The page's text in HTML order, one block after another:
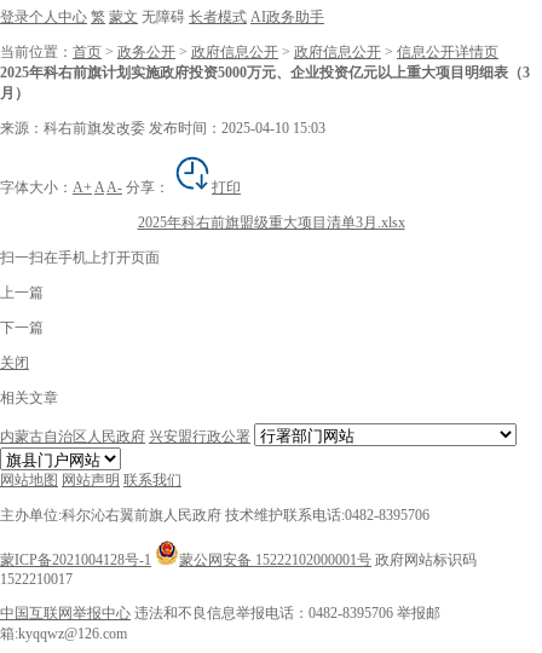
登录个人中心 繁 蒙文 无障碍 长者模式 AI政务助手
当前位置： 首页 > 政务公开 > 政府信息公开 > 政府信息公开 > 信息公开详情页
2025年科右前旗计划实施政府投资5000万元、企业投资亿元以上重大项目明细表（3
月）
来源：科右前旗发改委 发布时间：2025-04-10 15:03
字体大小： A+ AA- 分享： 打印
2025年科右前旗盟级重大项目清单3月.xlsx
扫一扫在手机上打开页面
上一篇
下一篇
关闭
相关文章
内蒙古自治区人民政府 兴安盟行政公署
网站地图 网站声明 联系我们
主办单位:科尔沁右翼前旗人民政府 技术维护联系电话:0482-8395706
蒙ICP备2021004128号-1 蒙公网安备 15222102000001号 政府网站标识码
1522210017
中国互联网举报中心 违法和不良信息举报电话：0482-8395706 举报邮
箱:kyqqwz@126.com